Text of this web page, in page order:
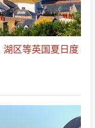
区等英国夏日度